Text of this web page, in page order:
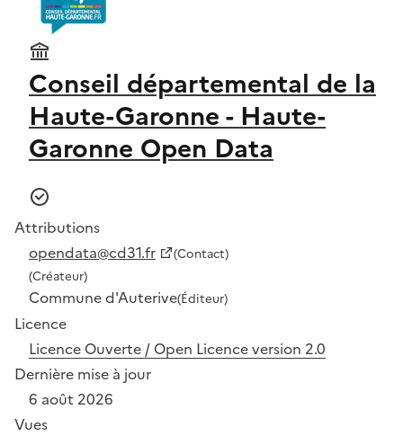
Conseil départemental de la
Haute-Garonne - Haute-
Garonne Open Data
Attributions
opendata@cd31.fr
(Contact)
(Créateur)
Commune d'Auterive(Éditeur)
Licence
Licence Ouverte / Open Licence version 2.0
Dernière mise à jour
6 août 2026
Vues